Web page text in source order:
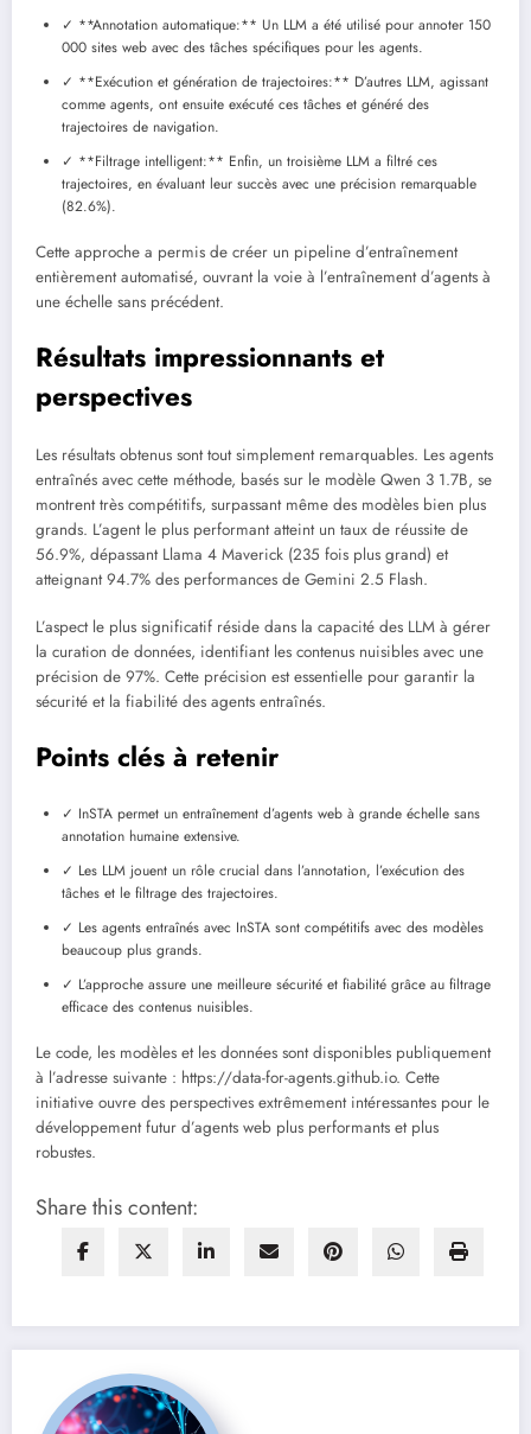
✓ **Annotation automatique:** Un LLM a été utilisé pour annoter 150
000 sites web avec des tâches spécifiques pour les agents.
✓ **Exécution et génération de trajectoires:** D’autres LLM, agissant
comme agents, ont ensuite exécuté ces tâches et généré des
trajectoires de navigation.
✓ **Filtrage intelligent:** Enfin, un troisième LLM a filtré ces
trajectoires, en évaluant leur succès avec une précision remarquable
(82.6%).
Cette approche a permis de créer un pipeline d’entraînement
entièrement automatisé, ouvrant la voie à l’entraînement d’agents à
une échelle sans précédent.
Résultats impressionnants et
perspectives
Les résultats obtenus sont tout simplement remarquables. Les agents
entraînés avec cette méthode, basés sur le modèle Qwen 3 1.7B, se
montrent très compétitifs, surpassant même des modèles bien plus
grands. L’agent le plus performant atteint un taux de réussite de
56.9%, dépassant Llama 4 Maverick (235 fois plus grand) et
atteignant 94.7% des performances de Gemini 2.5 Flash.
L’aspect le plus significatif réside dans la capacité des LLM à gérer
la curation de données, identifiant les contenus nuisibles avec une
précision de 97%. Cette précision est essentielle pour garantir la
sécurité et la fiabilité des agents entraînés.
Points clés à retenir
✓ InSTA permet un entraînement d’agents web à grande échelle sans
annotation humaine extensive.
✓ Les LLM jouent un rôle crucial dans l’annotation, l’exécution des
tâches et le filtrage des trajectoires.
✓ Les agents entraînés avec InSTA sont compétitifs avec des modèles
beaucoup plus grands.
✓ L’approche assure une meilleure sécurité et fiabilité grâce au filtrage
efficace des contenus nuisibles.
Le code, les modèles et les données sont disponibles publiquement
à l’adresse suivante : https://data-for-agents.github.io. Cette
initiative ouvre des perspectives extrêmement intéressantes pour le
développement futur d’agents web plus performants et plus
robustes.
Share this content: